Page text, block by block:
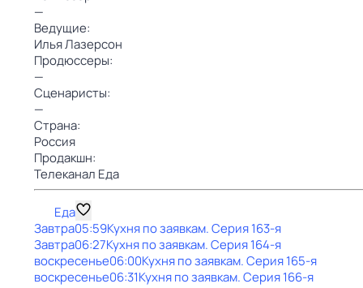
—
Ведущие:
Илья Лазерсон
Продюссеры:
—
Сценаристы:
—
Страна:
Россия
Продакшн:
Телеканал Еда
Еда
Завтра05:59Кухня по заявкам. Серия 163-я
Завтра06:27Кухня по заявкам. Серия 164-я
воскресенье06:00Кухня по заявкам. Серия 165-я
воскресенье06:31Кухня по заявкам. Серия 166-я